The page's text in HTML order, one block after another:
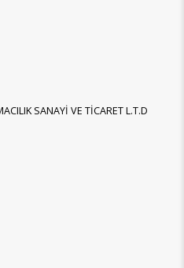
SANAYİ VE TİCARET L.T.D